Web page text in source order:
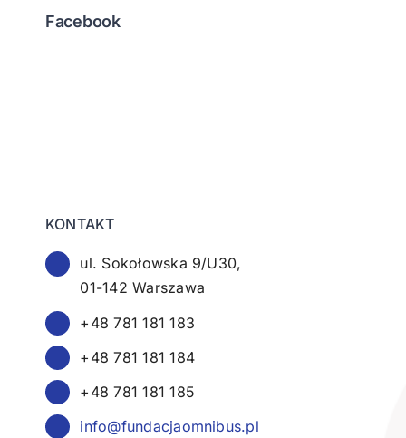
Facebook
KONTAKT
ul. Sokołowska 9/U30,
01-142 Warszawa
+48 781 181 183
+48 781 181 184
+48 781 181 185
info@fundacjaomnibus.pl